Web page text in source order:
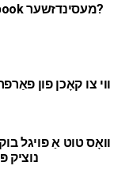
איז עס זיכער צו נוצן Facebook מעסינדזשער?
ווי צו קאָכן פון
וואָס טוט אַ פויגל
נוציק